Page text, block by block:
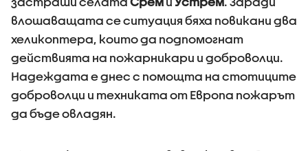
влошаващата се ситуация бяха повикани два
хеликоптера, които да подпомогнат
действията на пожарникари и доброволци.
Надеждата е днес с помощта на стотиците
доброволци и техниката от Европа пожарът
да бъде овладян.